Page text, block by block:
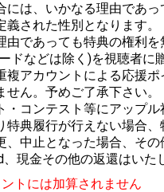
は、いかなる理由であ
された性別となります。
であっても特典の権利を
ドなどは除く)を視聴者に
複アカウントによる応援
ん。予めご了承下さい。
コンテスト等にアップ
典履行が行えない場合
中止となった場合、そ
現金その他の返還はいた
トには加算されません